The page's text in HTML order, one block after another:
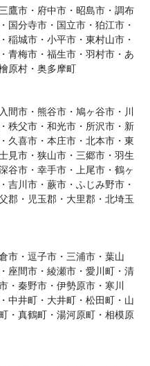
鷹市・府中市・昭島市・調布
国分寺市・国立市・狛江市・
稲城市・小平市・東村山市・
青梅市・福生市・羽村市・あ
原村・奥多摩町
間市・熊谷市・鳩ヶ谷市・川
秩父市・和光市・所沢市・新
久喜市・本庄市・北本市・東
見市・狭山市・三郷市・羽生
谷市・幸手市・上尾市・鶴ヶ
吉川市・蕨市・ふじみ野市・
郡・児玉郡・大里郡・北埼玉
市・逗子市・三浦市・葉山
座間市・綾瀬市・愛川町・清
・秦野市・伊勢原市・寒川
中井町・大井町・松田町・山
・真鶴町・湯河原町・相模原